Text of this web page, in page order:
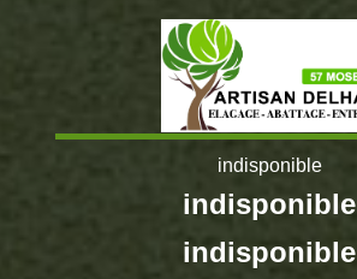
indisponible
indisponible
indisponible